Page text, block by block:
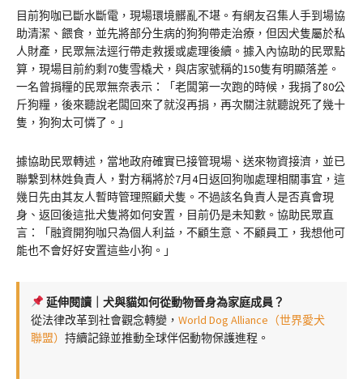
目前狗咖已斷水斷電，現場環境髒亂不堪。有網友召集人手到場協
助清潔、餵食，並先將部分生病的狗狗帶走治療，但因犬隻屬於私
人財產，民眾無法逕行帶走救援或處理後續。據入內協助的民眾點
算，現場目前約剩70隻雪橇犬，與店家號稱的150隻有明顯落差。
一名曾捐糧的民眾無奈表示：「老闆第一次跑的時候，我捐了80公
斤狗糧，後來聽說老闆回來了就沒再捐，再次關注就聽說死了幾十
隻，狗狗太可憐了。」
據協助民眾轉述，當地政府確實已接管現場、送來物資接濟，並已
聯繫到林姓負責人，對方稱將於7月4日返回狗咖處理相關事宜，這
幾日先由其友人暫時管理照顧犬隻。不過該名負責人是否真會現
身、返回後這批犬隻將如何安置，目前仍是未知數。協助民眾直
言：「融資開狗咖只為個人利益，不顧生意、不顧員工，我想他可
能也不會好好安置這些小狗。」
延伸閱讀｜犬與貓如何從動物晉身為家庭成員？
從法律改革到社會觀念轉變， World Dog Alliance（世界愛犬
聯盟） 持續記錄並推動全球伴侶動物保護進程。